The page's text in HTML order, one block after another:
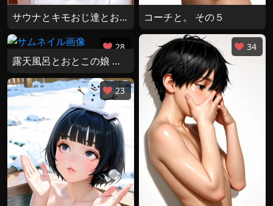
サウナとキモおじ達とおとこの娘 コーチと。 その５
露天風呂とおとこの娘 その３
28 34
23